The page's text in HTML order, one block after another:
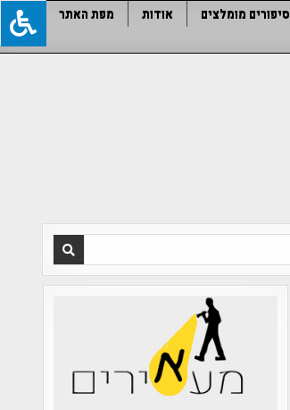
סיפורים מומלצים אודות
מפת האתר